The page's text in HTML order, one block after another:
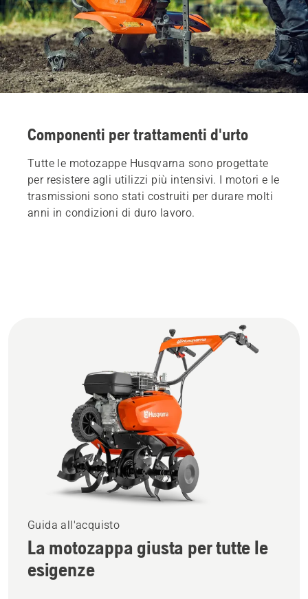
Componenti per trattamenti d'urto
Tutte le motozappe Husqvarna sono progettate
per resistere agli utilizzi più intensivi. I motori e le
trasmissioni sono stati costruiti per durare molti
anni in condizioni di duro lavoro.
Guida all'acquisto
La motozappa giusta per tutte le
esigenze